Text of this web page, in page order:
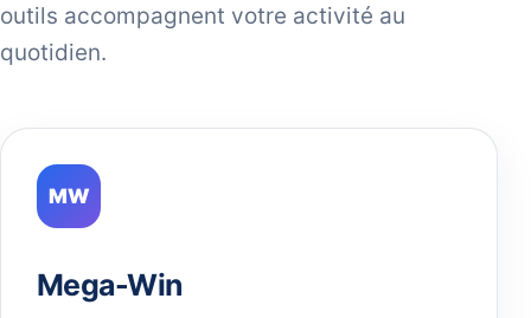
outils accompagnent votre activité au
quotidien.
MW
Mega-Win